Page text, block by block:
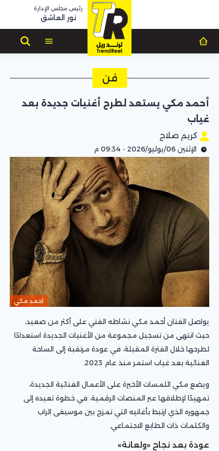
رئيس مجلس الإدارة
نور العاشق
فن
أحمد مكي يستعد لطرح أغنيات جديدة بعد
غياب
كريم صلاح
الإثنين 06/يوليو/2026 - 09:34 م
احمد مكي
يواصل الفنان أحمد مكي نشاطه الفني على أكثر من صعيد،
حيث انتهى من تسجيل مجموعة من الأغنيات الجديدة استعدادًا
لطرحها خلال الفترة المقبلة، في عودة مرتقبة إلى الساحة
الغنائية بعد غياب استمر منذ عام 2023.
ويضع مكي اللمسات الأخيرة على الأعمال الغنائية الجديدة،
تمهيدًا لإطلاقها عبر المنصات الرقمية، في خطوة تعيده إلى
جمهوره الذي ارتبط بأغانيه التي تمزج بين موسيقى الراب
والكلمات ذات الطابع الاجتماعي.
عودة بعد نجاح «ولعانة»